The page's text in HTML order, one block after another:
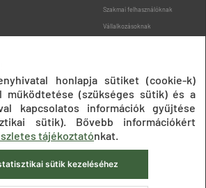
Szakmai felhasználóknak
Vállalkozásoknak
Oldaltérkép
tájékoztatók
Akadálymentesítési nyilatkozat
Süti beállítások ÁSZF
honlapja sütiket (cookie-k)
működtetése (szükséges sütik) és a
kapcsolatos információk gyűjtése
sütik). Bővebb információkért
tájékoztatónkat.
sütik kezeléséhez